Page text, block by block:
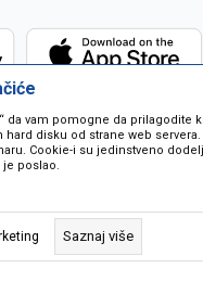
slika i samih cijena ali
se da su dostupni u
pozivom na broj 067259021.
pop.com, IzradaNB SOFT.
da vam pomogne da prilagodite
disku od strane web
Cookie-i su jedinstveno
je poslao.
Saznaj više